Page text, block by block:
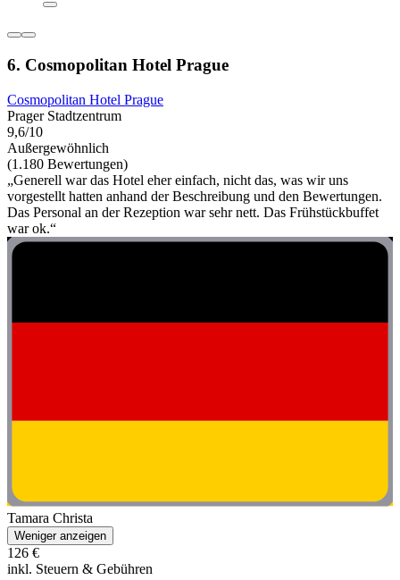
6. Cosmopolitan Hotel Prague
Cosmopolitan Hotel Prague
Prager Stadtzentrum
9,6/10
Außergewöhnlich
(1.180 Bewertungen)
„Generell war das Hotel eher einfach, nicht das, was wir uns
vorgestellt hatten anhand der Beschreibung und den Bewertungen.
Das Personal an der Rezeption war sehr nett. Das Frühstückbuffet
war ok.“
Tamara Christa
Weniger anzeigen
126 €
inkl. Steuern & Gebühren